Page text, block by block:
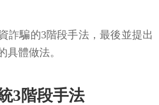
詐騙的3階段手法，最後並提出
具體做法。
3階段手法